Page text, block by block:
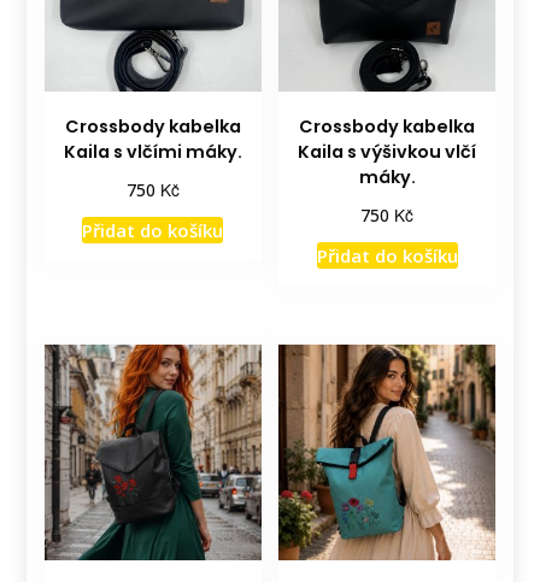
Crossbody kabelka
Kaila s vlčími máky.
750 Kč
Přidat do košíku
Crossbody kabelka
Kaila s výšivkou vlčí
máky.
750 Kč
Přidat do košíku